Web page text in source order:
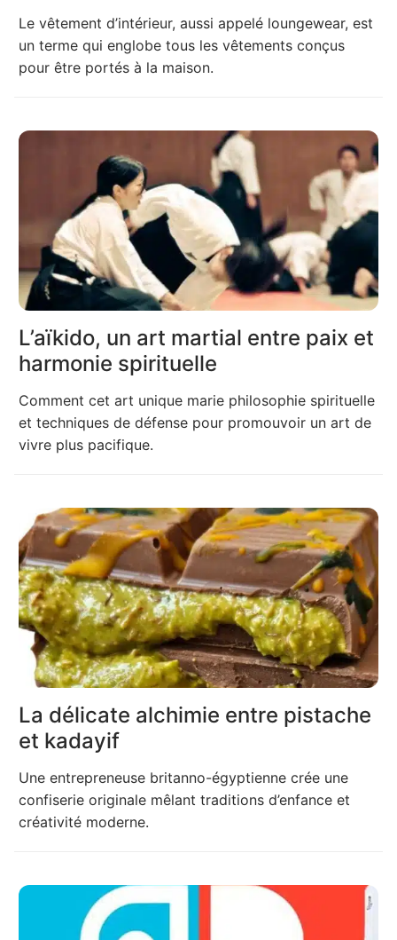
Le vêtement d’intérieur, aussi appelé loungewear, est
un terme qui englobe tous les vêtements conçus
pour être portés à la maison.
L’aïkido, un art martial entre paix et
harmonie spirituelle
Comment cet art unique marie philosophie spirituelle
et techniques de défense pour promouvoir un art de
vivre plus pacifique.
La délicate alchimie entre pistache
et kadayif
Une entrepreneuse britanno-égyptienne crée une
confiserie originale mêlant traditions d’enfance et
créativité moderne.